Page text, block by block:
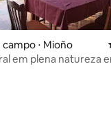
média de 5, 21
campo ⋅ Mioño
em plena natureza